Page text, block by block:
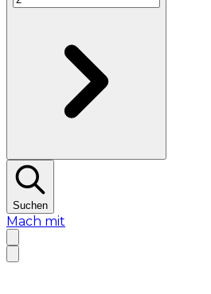
Suchen
Mach mit